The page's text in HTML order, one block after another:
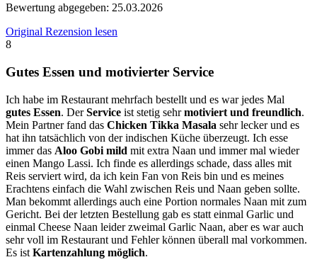
Bewertung abgegeben: 25.03.2026
Original Rezension lesen
8
Gutes Essen und motivierter Service
Ich habe im Restaurant mehrfach bestellt und es war jedes Mal
gutes Essen. DerService ist stetig sehrmotiviert und freundlich.
Mein Partner fand das Chicken Tikka Masala sehr lecker und es
hat ihn tatsächlich von der indischen Küche überzeugt. Ich esse
immer das Aloo Gobi mild mit extra Naan und immer mal wieder
einen Mango Lassi. Ich finde es allerdings schade, dass alles mit
Reis serviert wird, da ich kein Fan von Reis bin und es meines
Erachtens einfach die Wahl zwischen Reis und Naan geben sollte.
Man bekommt allerdings auch eine Portion normales Naan mit zum
Gericht. Bei der letzten Bestellung gab es statt einmal Garlic und
einmal Cheese Naan leider zweimal Garlic Naan, aber es war auch
sehr voll im Restaurant und Fehler können überall mal vorkommen.
Es ist Kartenzahlung möglich.